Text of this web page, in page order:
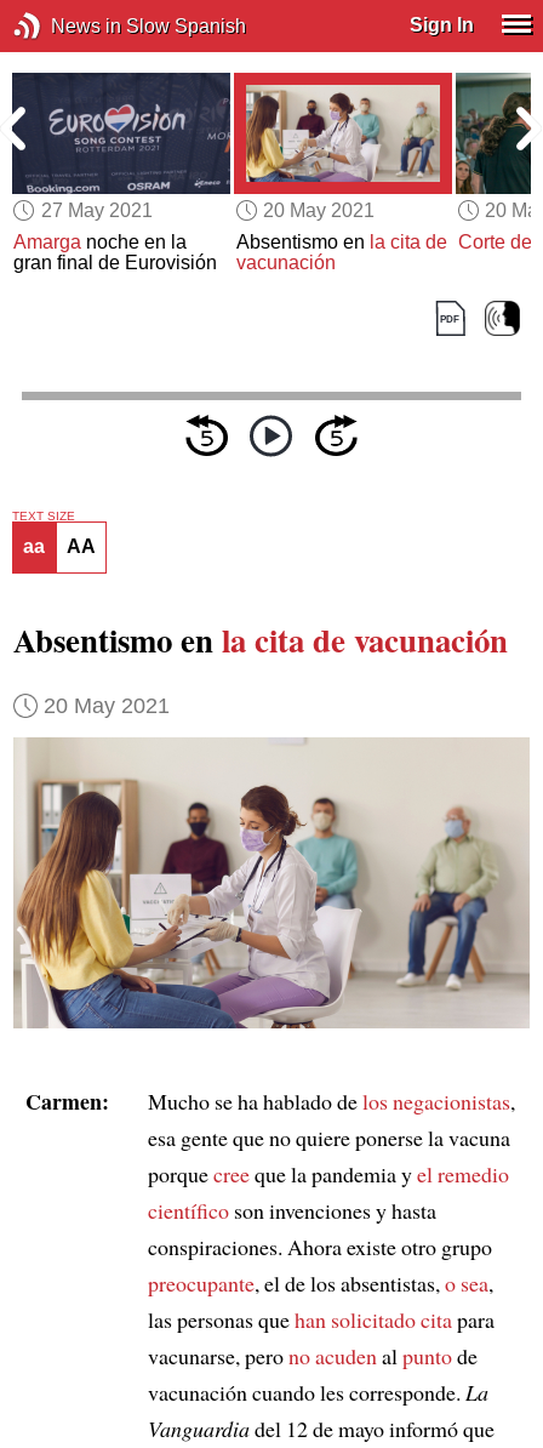
News in Slow Spanish Sign In
27 May 2021
Amarga noche en la
gran final de Eurovisión
20 May 2021
Absentismo en la cita de
vacunación
20
Corte de
TEXT SIZE
aa AA
Absentismo enla cita de vacunación
20 May 2021
Carmen: Mucho se ha hablado delos negacionistas,
esa gente que no quiere ponerse la vacuna
porquecreeque la pandemia yel remedio
científicoson invenciones y hasta
conspiraciones. Ahora existe otro grupo
preocupante, el de los absentistas, o sea,
las personas quehan solicitado citapara
vacunarse, perono acuden al puntode
vacunación cuando les corresponde. La
Vanguardiadel 12 de mayo informó que